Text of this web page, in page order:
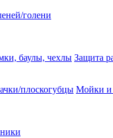
голени
баулы, чехлы Защита
плоскогубцы Мойки и